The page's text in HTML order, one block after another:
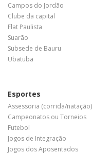
Campos do Jordão
Clube da capital
Flat Paulista
Suarão
Subsede de Bauru
Ubatuba
Esportes
Assessoria (corrida/natação)
Campeonatos ou Torneios
Futebol
Jogos de Integração
Jogos dos Aposentados